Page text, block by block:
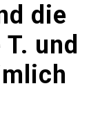
die
und